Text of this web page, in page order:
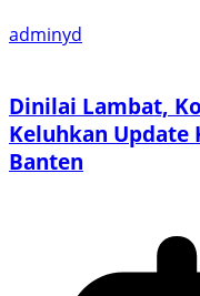
adminyd
Dinilai Lambat,
Keluhkan Update
Banten